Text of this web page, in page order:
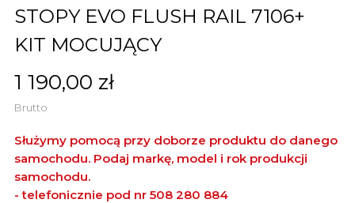
STOPY EVO FLUSH RAIL 7106+
KIT MOCUJĄCY
1 190,00 zł
Brutto
Służymy pomocą przy doborze produktu do danego
samochodu. Podaj markę, model i rok produkcji
samochodu.
- telefonicznie pod nr 508 280 884